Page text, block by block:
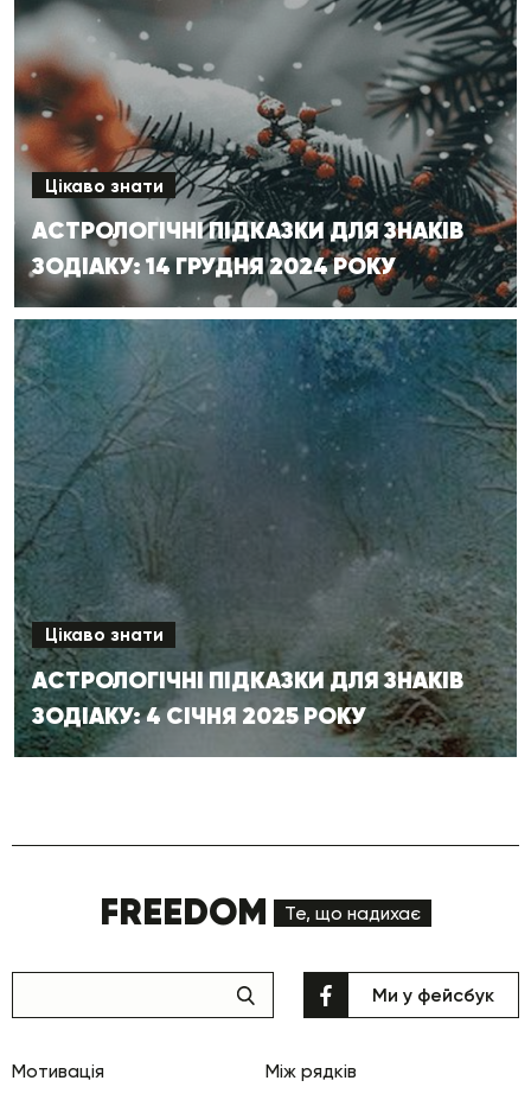
Цікаво знати
АСТРОЛОГІЧНІ ПІДКАЗКИ ДЛЯ ЗНАКІВ
ЗОДІАКУ: 14 ГРУДНЯ 2024 РОКУ
Цікаво знати
АСТРОЛОГІЧНІ ПІДКАЗКИ ДЛЯ ЗНАКІВ
ЗОДІАКУ: 4 СІЧНЯ 2025 РОКУ
FREEDOM Те, що надихає
Мотивація
Між рядків
Ми у фейсбук